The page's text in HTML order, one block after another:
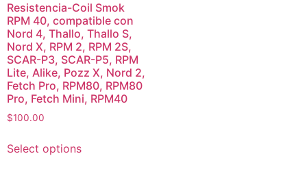
Resistencia-Coil Smok
RPM 40, compatible con
Nord 4, Thallo, Thallo S,
Nord X, RPM 2, RPM 2S,
SCAR-P3, SCAR-P5, RPM
Lite, Alike, Pozz X, Nord 2,
Fetch Pro, RPM80, RPM80
Pro, Fetch Mini, RPM40
$100.00
Select options